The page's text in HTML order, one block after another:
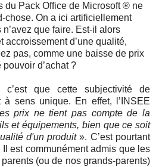
du Pack Office de Microsoft ® ne
chose. On a ici artificiellement
que faire. Est-il alors
accroissement d’une qualité,
pas, comme une baisse de prix
d’achat ?
que cette subjectivité de
à sens unique. En effet, l’INSEE
prix ne tient pas compte de la
et équipements, bien que ce soit
d'un produit». C’est pourtant
est communément admis que les
(ou de nos grands-parents)